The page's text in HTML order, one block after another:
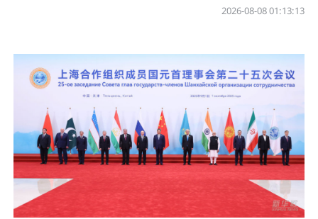
01:13:13 2026-08-08